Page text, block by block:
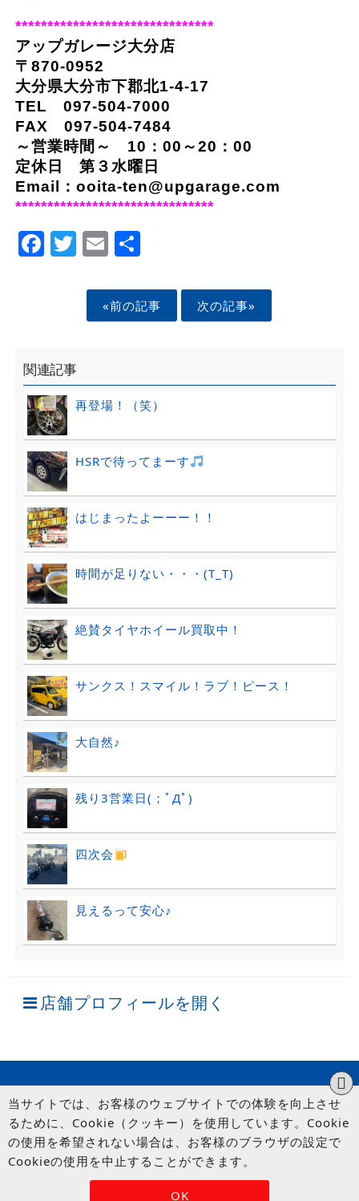
*******************************
アップガレージ大分店
〒870-0952
大分県大分市下郡北1-4-17
TEL 097-504-7000
FAX 097-504-7484
～営業時間～ 10：00～20：00
定休日 第３水曜日
Email：ooita-ten@upgarage.com
*******************************
Facebook
Twitter
EmailShare
«前の記事 次の記事»
関連記事
再登場！（笑）
HSRで待ってまーす
はじまったよーーー！！
時間が足りない・・・(T_T)
絶賛タイヤホイール買取中！
サンクス！スマイル！ラブ！ピース！
大自然♪
残り3営業日(；ﾟДﾟ)
四次会
見えるって安心♪
店舗プロフィールを開く
© UP GARAGE GROUP Co., Ltd.
OK
当サイトでは、お客様のウェブサイトでの体験を向上させ
るために、Cookie（クッキー）を使用しています。Cookie
の使用を希望されない場合は、お客様のブラウザの設定で
Cookieの使用を中止することができます。